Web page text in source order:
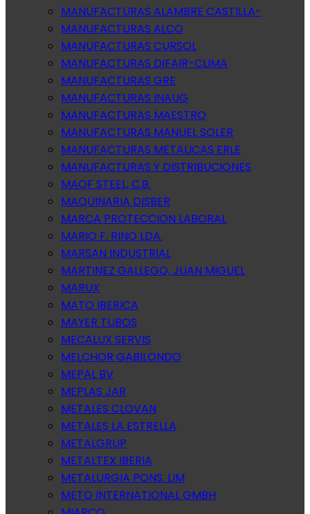
MANUFACTURAS ALAMBRE CASTILLA-
MANUFACTURAS ALCO
MANUFACTURAS CURSOL
MANUFACTURAS DIFAIR-CLIMA
MANUFACTURAS GRE
MANUFACTURAS INAUG
MANUFACTURAS MAESTRO
MANUFACTURAS MANUEL SOLER
MANUFACTURAS METALICAS ERLE
MANUFACTURAS Y DISTRIBUCIONES
MAOF STEEL, C.B.
MAQUINARIA DISBER
MARCA PROTECCION LABORAL
MARIO F. RINO LDA.
MARSAN INDUSTRIAL
MARTINEZ GALLEGO, JUAN MIGUEL
MARUX
MATO IBERICA
MAYER TUBOS
MECALUX SERVIS
MELCHOR GABILONDO
MEPAL BV
MEPLAS JAR
METALES CLOVAN
METALES LA ESTRELLA
METALGRUP
METALTEX IBERIA
METALURGIA PONS. LIM
METO INTERNATIONAL GMBH